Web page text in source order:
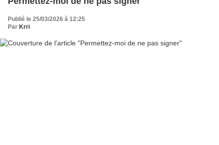
Publié le 25/03/2026 à 12:25
Par Krri